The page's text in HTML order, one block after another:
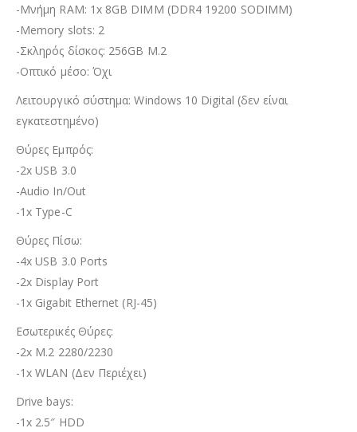
-Μνήμη RAM: 1x 8GB DIMM (DDR4 19200 SODIMM)
-Memory slots: 2
-Σκληρός δίσκος: 256GB M.2
-Οπτικό μέσο: Όχι
Λειτουργικό σύστημα: Windows 10 Digital (δεν είναι
εγκατεστημένο)
Θύρες Εμπρός:
-2x USB 3.0
-Audio In/Out
-1x Type-C
Θύρες Πίσω:
-4x USB 3.0 Ports
-2x Display Port
-1x Gigabit Ethernet (RJ-45)
Εσωτερικές Θύρες:
-2x M.2 2280/2230
-1x WLAN (Δεν Περιέχει)
Drive bays:
-1x 2.5″ HDD